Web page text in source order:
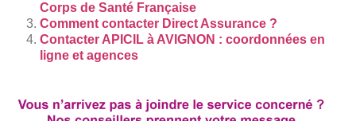
Corps de Santé Française
Comment contacter Direct Assurance ?
Contacter APICIL à AVIGNON : coordonnées en
ligne et agences